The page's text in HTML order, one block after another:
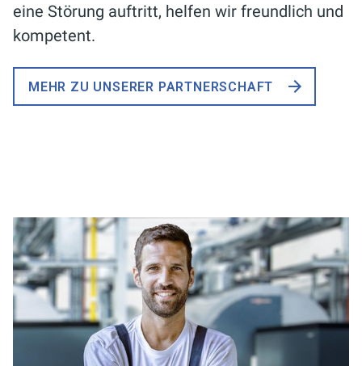
ei­ne Stö­rung auf­tritt, hel­fen wir freund­lich und
kom­pe­tent.
MEHR ZU UNSERER PARTNERSCHAFT